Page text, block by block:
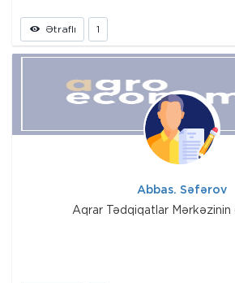
Ətraflı 1
Abbas. Səfərov
Aqrar Tədqiqatlar Mərkəzinin